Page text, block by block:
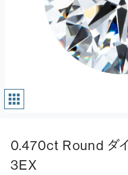
0.470ct Round ダイ
3EX